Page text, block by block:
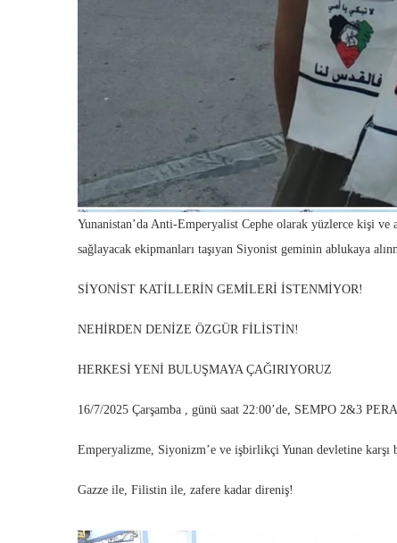
Yunanistan’da Anti-Emperyalist Cephe olarak yüzlerce kişi
sağlayacak ekipmanları taşıyan Siyonist geminin ablukaya
SİYONİST KATİLLERİN GEMİLERİ İSTENMİYOR!
NEHİRDEN DENİZE ÖZGÜR FİLİSTİN!
HERKESİ YENİ BULUŞMAYA ÇAĞIRIYORUZ
16/7/2025 Çarşamba , günü saat 22:00’de, SEMPO 2&3
Emperyalizme, Siyonizm’e ve işbirlikçi Yunan devletine karşı
Gazze ile, Filistin ile, zafere kadar direniş!